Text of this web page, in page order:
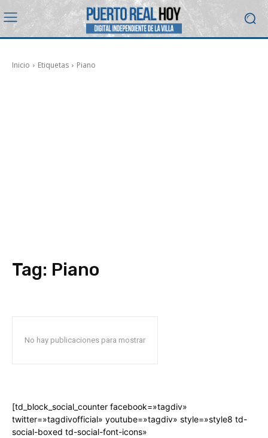
Inicio Etiquetas Piano
Tag: Piano
No hay publicaciones para mostrar
[td_block_social_counter facebook=»tagdiv»
twitter=»tagdivofficial» youtube=»tagdiv» style=»style8 td-
social-boxed td-social-font-icons»